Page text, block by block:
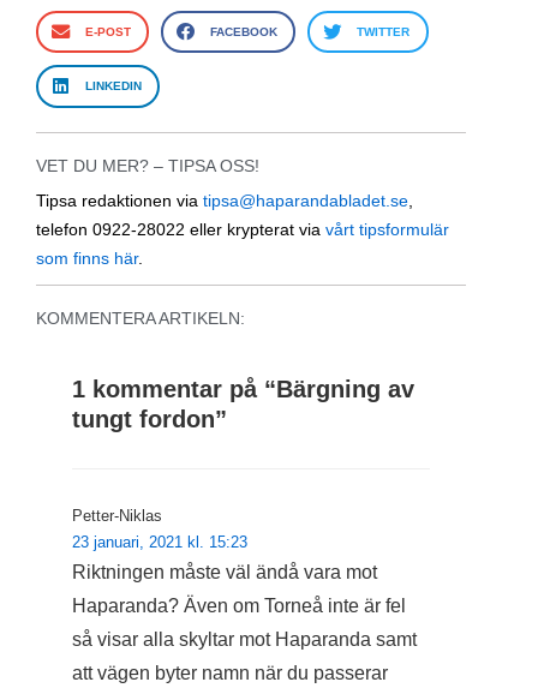
E-POST FACEBOOK TWITTER
LINKEDIN
VET DU MER? – TIPSA OSS!
Tipsa redaktionen via tipsa@haparandabladet.se
telefon 0922-28022 eller krypterat via vårt tipsformulär
som finns här.
KOMMENTERA ARTIKELN:
1 kommentar på “Bärgning av
tungt fordon”
Petter-Niklas
23 januari, 2021 kl. 15:23
Riktningen måste väl ändå vara mot
Haparanda? Även om Torneå inte är fel
så visar alla skyltar mot Haparanda samt
att vägen byter namn när du passerar